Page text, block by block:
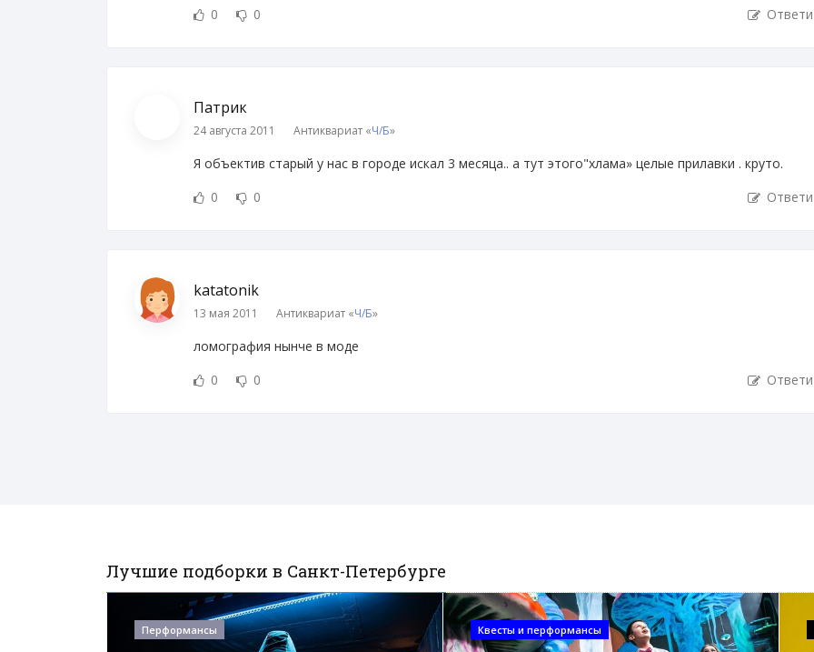
0
0
Патрик
24 августа 2011 Антиквариат «Ч/Б»
Я объектив старый у нас в городе искал 3 месяца.. а тут этого"хлама» целые прилавки . круто.
0
0
katatonik
13 мая 2011 Антиквариат «Ч/Б»
ломография нынче в моде
0
0
Лучшие подборки в Санкт-Петербурге
Перформансы Квесты и перформансы